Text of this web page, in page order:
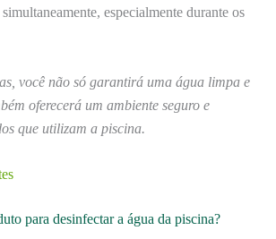
especialmente durante os
você não só garantirá uma água limpa e
oferecerá um ambiente seguro e
que utilizam a piscina.
para desinfectar a água da piscina?